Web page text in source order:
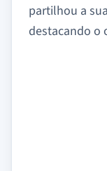
partilhou a
destacando o